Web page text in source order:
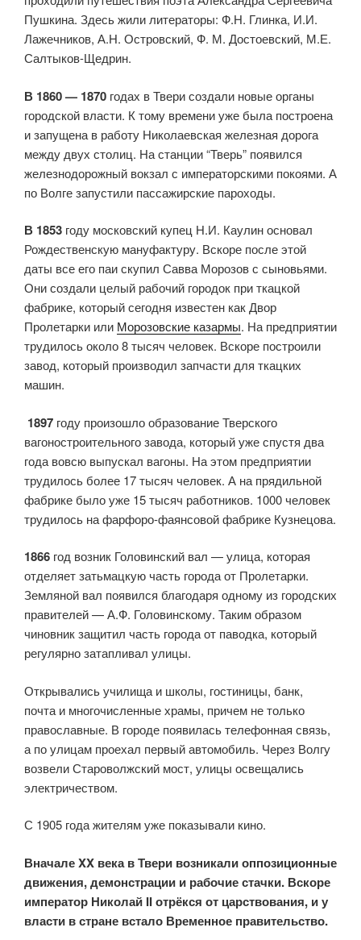
Пушкина. Здесь жили литераторы: Ф.Н. Глинка, И.И.
Лажечников, А.Н. Островский, Ф. М. Достоевский, М.Е.
Салтыков-Щедрин.
В 1860 — 1870 годах в Твери создали новые органы
городской власти. К тому времени уже была построена
и запущена в работу Николаевская железная дорога
между двух столиц. На станции “Тверь” появился
железнодорожный вокзал с императорскими покоями. А
по Волге запустили пассажирские пароходы.
В 1853 году московский купец Н.И. Каулин основал
Рождественскую мануфактуру. Вскоре после этой
даты все его паи скупил Савва Морозов с сыновьями.
Они создали целый рабочий городок при ткацкой
фабрике, который сегодня известен как Двор
Пролетарки или Морозовские казармы. На предприятии
трудилось около 8 тысяч человек. Вскоре построили
завод, который производил запчасти для ткацких
машин.
1897 году произошло образование Тверского
вагоностроительного завода, который уже спустя два
года вовсю выпускал вагоны. На этом предприятии
трудилось более 17 тысяч человек. А на прядильной
фабрике было уже 15 тысяч работников. 1000 человек
трудилось на фарфоро-фаянсовой фабрике Кузнецова.
1866 год возник Головинский вал — улица, которая
отделяет затьмацкую часть города от Пролетарки.
Земляной вал появился благодаря одному из городских
правителей — А.Ф. Головинскому. Таким образом
чиновник защитил часть города от паводка, который
регулярно затапливал улицы.
Открывались училища и школы, гостиницы, банк,
почта и многочисленные храмы, причем не только
православные. В городе появилась телефонная связь,
а по улицам проехал первый автомобиль. Через Волгу
возвели Староволжский мост, улицы освещались
электричеством.
С 1905 года жителям уже показывали кино.
Вначале XX века в Твери возникали оппозиционные
движения, демонстрации и рабочие стачки. Вскоре
император Николай II отрёкся от царствования, и у
власти в стране встало Временное правительство.